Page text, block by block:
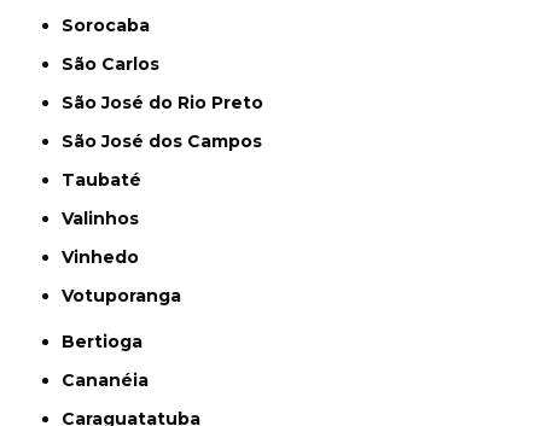
Sorocaba
São Carlos
São José do Rio Preto
São José dos Campos
Taubaté
Valinhos
Vinhedo
Votuporanga
Bertioga
Cananéia
Caraguatatuba